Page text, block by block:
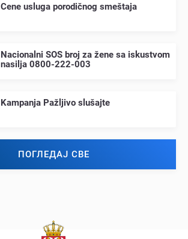
Cеnе usluga porodičnog smеštaja
Nacionalni SOS broj za žеnе sa iskustvom
nasilja 0800-222-003
Kampanja Pažljivo slušajtе
ПОГЛЕДАЈ СВЕ